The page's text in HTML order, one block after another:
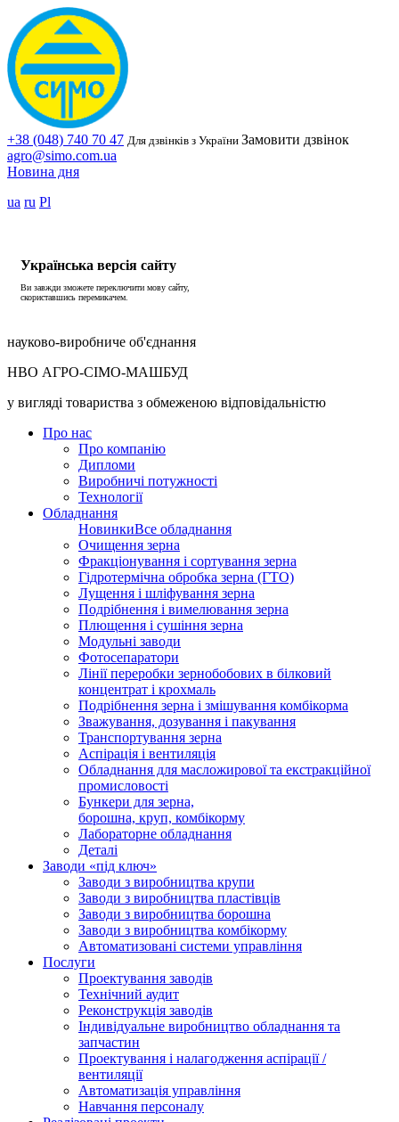
+38 (048) 740 70 47 Для дзвінків з України Замовити дзвінок
agro@simo.com.ua
Новина дня
ua ru Pl
Українська версія сайту
Ви завжди зможете переключити мову сайту,
скориставшись перемикачем.
науково-виробниче об'єднання
НВО АГРО-СІМО-МАШБУД
у вигляді товариства з обмеженою відповідальністю
Про нас
Про компанію
Дипломи
Виробничі потужності
Технології
Обладнання
НовинкиВсе обладнання
Очищення зерна
Фракціонування і сортування зерна
Гідротермічна обробка зерна (ГТО)
Лущення і шліфування зерна
Подрібнення і вимелювання зерна
Плющення і сушіння зерна
Модульні заводи
Фотосепаратори
Лінії переробки зернобобових в білковий
концентрат і крохмаль
Подрібнення зерна і змішування комбікорма
Зважування, дозування і пакування
Транспортування зерна
Аспірація і вентиляція
Обладнання для масложирової та екстракційної
промисловості
Бункери для зерна,
борошна, круп, комбікорму
Лабораторне обладнання
Деталі
Заводи «під ключ»
Заводи з виробництва крупи
Заводи з виробництва пластівців
Заводи з виробництва борошна
Заводи з виробництва комбікорму
Автоматизовані системи управління
Послуги
Проектування заводів
Технічний аудит
Реконструкція заводів
Індивідуальне виробництво обладнання та
запчастин
Проектування і налагодження аспірації /
вентиляції
Автоматизація управління
Навчання персоналу